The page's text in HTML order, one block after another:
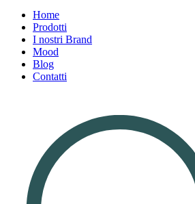
Home
Prodotti
I nostri Brand
Mood
Blog
Contatti